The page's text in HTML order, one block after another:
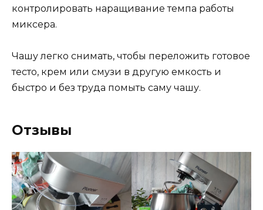
контролировать наращивание темпа работы
миксера.
Чашу легко снимать, чтобы переложить готовое
тесто, крем или смузи в другую емкость и
быстро и без труда помыть саму чашу.
Отзывы